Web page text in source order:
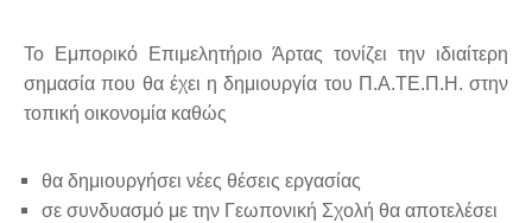
Το Εμπορικό Επιμελητήριο Άρτας τονίζει την ιδιαίτερη
σημασία που θα έχει η δημιουργία του Π.Α.ΤΕ.Π.Η. στην
τοπική οικονομία καθώς
θα δημιουργήσει νέες θέσεις εργασίας
σε συνδυασμό με την Γεωπονική Σχολή θα αποτελέσει